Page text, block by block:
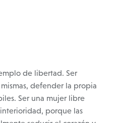
de libertad. Ser
defender la propia
Ser una mujer libre
porque las